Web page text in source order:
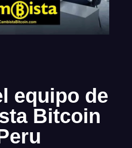
equipo de
Bitcoin